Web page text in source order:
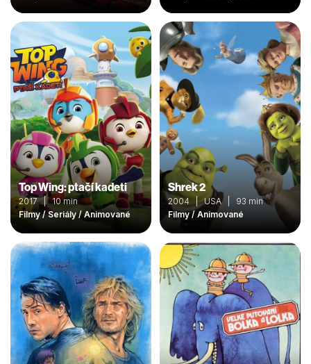
Top Wing: ptačí kadeti
2017 | 10 min
Filmy / Seriály / Animované
Shrek 2
2004 | USA | 93 min
Filmy / Animované